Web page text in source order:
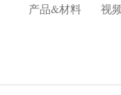
产品&材料 视